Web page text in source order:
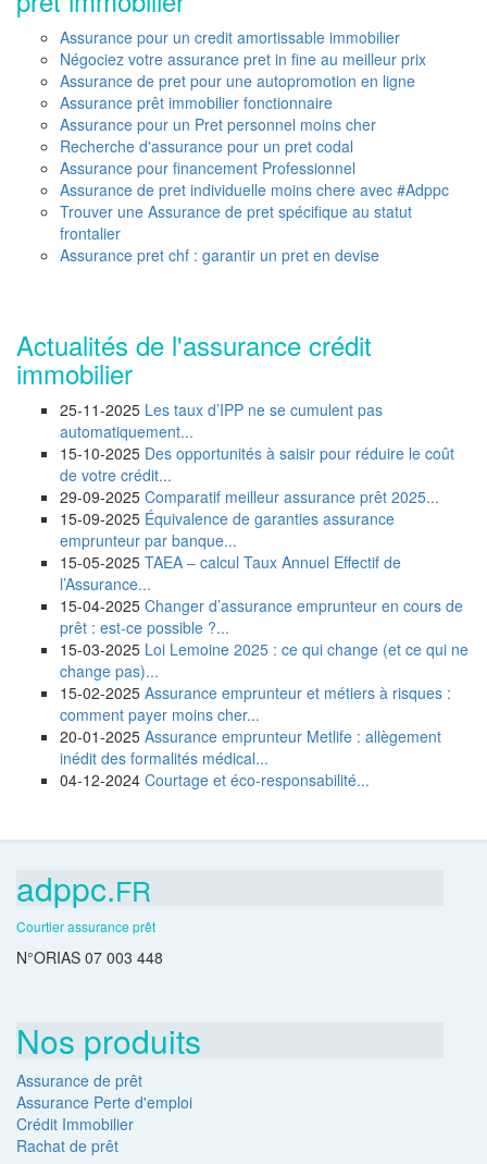
Assurance pour un credit amortissable immobilier
Négociez votre assurance pret in fine au meilleur prix
Assurance de pret pour une autopromotion en ligne
Assurance prêt immobilier fonctionnaire
Assurance pour un Pret personnel moins cher
Recherche d'assurance pour un pret codal
Assurance pour financement Professionnel
Assurance de pret individuelle moins chere avec #Adppc
Trouver une Assurance de pret spécifique au statut
frontalier
Assurance pret chf : garantir un pret en devise
Actualités de l'assurance crédit
immobilier
25-11-2025 Les taux d’IPP ne se cumulent pas
automatiquement...
15-10-2025 Des opportunités à saisir pour réduire le coût
de votre crédit...
29-09-2025 Comparatif meilleur assurance prêt 2025...
15-09-2025 Équivalence de garanties assurance
emprunteur par banque...
15-05-2025 TAEA – calcul Taux Annuel Effectif de
l’Assurance...
15-04-2025 Changer d’assurance emprunteur en cours de
prêt : est-ce possible ?...
15-03-2025 Loi Lemoine 2025 : ce qui change (et ce qui ne
change pas)...
15-02-2025 Assurance emprunteur et métiers à risques :
comment payer moins cher...
20-01-2025 Assurance emprunteur Metlife : allègement
inédit des formalités médical...
04-12-2024 Courtage et éco-responsabilité...
adppc.FR
Courtier assurance prêt
N°ORIAS 07 003 448
Nos produits
Assurance de prêt
Assurance Perte d'emploi
Crédit Immobilier
Rachat de prêt